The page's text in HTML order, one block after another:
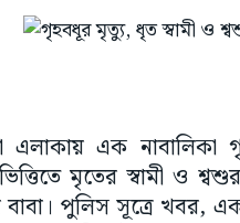
এলাকায় এক
মৃতের স্বামী ও
বাবা। পুলিস সূত্রে